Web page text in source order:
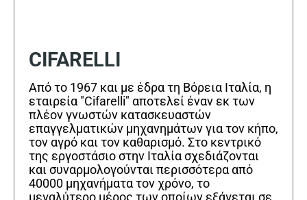
CIFARELLI
Από το 1967 και με έδρα τη Βόρεια Ιταλία, η
εταιρεία "Cifarelli" αποτελεί έναν εκ των
πλέον γνωστών κατασκευαστών
επαγγελματικών μηχανημάτων για τον κήπο,
τον αγρό και τον καθαρισμό. Στο κεντρικό
της εργοστάσιο στην Ιταλία σχεδιάζονται
και συναρμολογούνται περισσότερα από
40000 μηχανήματα τον χρόνο, το
μεγαλύτερο μέρος των οποίων εξάγεται σε